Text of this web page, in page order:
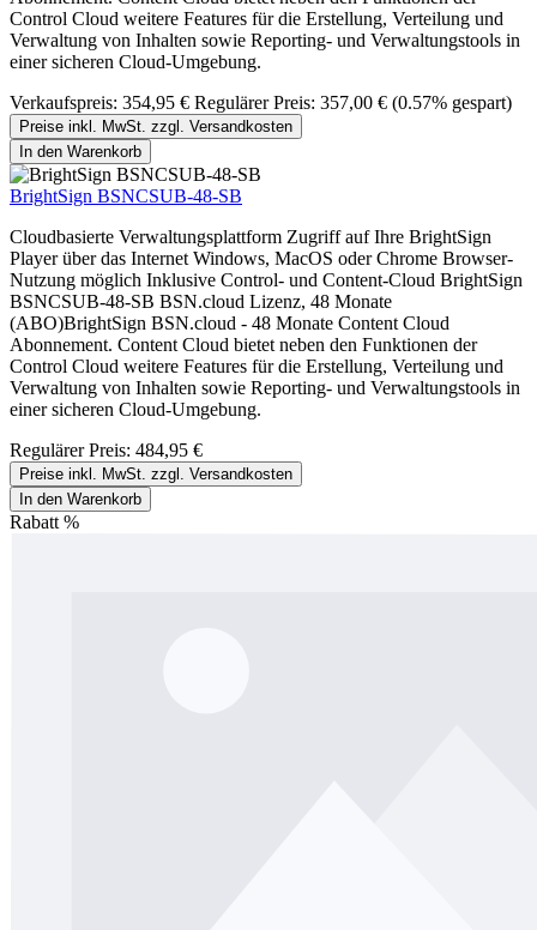
Control Cloud weitere Features für die Erstellung, Verteilung und
Verwaltung von Inhalten sowie Reporting- und Verwaltungstools in
einer sicheren Cloud-Umgebung.
Verkaufspreis: 354,95 € Regulärer Preis: 357,00 € (0.57% gespart)
Preise inkl. MwSt. zzgl. Versandkosten
In den Warenkorb
BrightSign BSNCSUB-48-SB
Cloudbasierte Verwaltungsplattform Zugriff auf Ihre BrightSign
Player über das Internet Windows, MacOS oder Chrome Browser-
Nutzung möglich Inklusive Control- und Content-Cloud BrightSign
BSNCSUB-48-SB BSN.cloud Lizenz, 48 Monate
(ABO)BrightSign BSN.cloud - 48 Monate Content Cloud
Abonnement. Content Cloud bietet neben den Funktionen der
Control Cloud weitere Features für die Erstellung, Verteilung und
Verwaltung von Inhalten sowie Reporting- und Verwaltungstools in
einer sicheren Cloud-Umgebung.
Regulärer Preis: 484,95 €
Preise inkl. MwSt. zzgl. Versandkosten
In den Warenkorb
Rabatt %